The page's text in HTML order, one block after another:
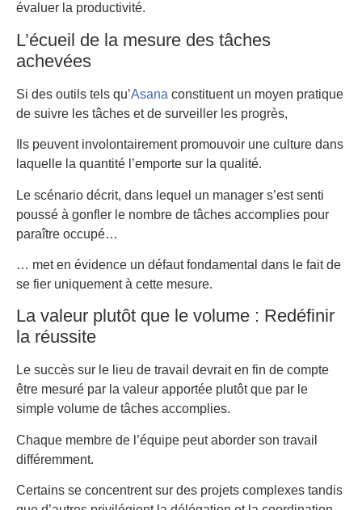
évaluer la productivité.
L’écueil de la mesure des tâches
achevées
Si des outils tels qu’Asana constituent un moyen pratique
de suivre les tâches et de surveiller les progrès,
Ils peuvent involontairement promouvoir une culture dans
laquelle la quantité l’emporte sur la qualité.
Le scénario décrit, dans lequel un manager s’est senti
poussé à gonfler le nombre de tâches accomplies pour
paraître occupé…
… met en évidence un défaut fondamental dans le fait de
se fier uniquement à cette mesure.
La valeur plutôt que le volume : Redéfinir
la réussite
Le succès sur le lieu de travail devrait en fin de compte
être mesuré par la valeur apportée plutôt que par le
simple volume de tâches accomplies.
Chaque membre de l’équipe peut aborder son travail
différemment.
Certains se concentrent sur des projets complexes tandis